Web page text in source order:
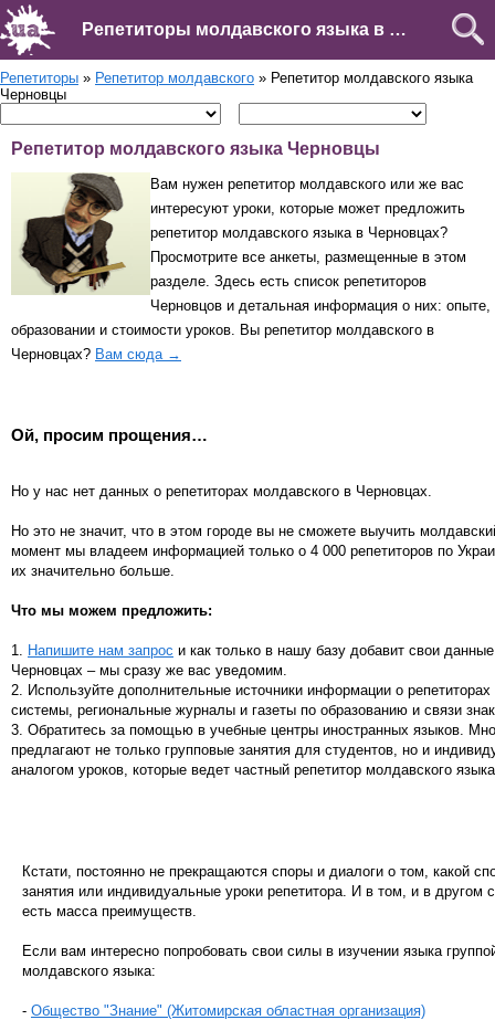
Репетиторы молдавского языка в Черновцах
Репетиторы » Репетитор молдавского » Репетитор молдавского языка
Черновцы
Репетитор молдавского языка Черновцы
Вам нужен репетитор молдавского или же вас
интересуют уроки, которые может предложить
репетитор молдавского языка в Черновцах?
Просмотрите все анкеты, размещенные в этом
разделе. Здесь есть список репетиторов
Черновцов и детальная информация о них: опыте,
образовании и стоимости уроков. Вы репетитор молдавского в
Черновцах? Вам сюда →
Ой, просим прощения…
Но у нас нет данных о репетиторах молдавского в Черновцах.
Но это не значит, что в этом городе вы не сможете выучить
момент мы владеем информацией только о 4 000 репетиторов по
их значительно больше.
Что мы можем предложить:
1. Напишите нам запрос и как только в нашу базу добавит свои
Черновцах – мы сразу же вас уведомим.
2. Используйте дополнительные источники информации о
системы, региональные журналы и газеты по образованию и связи
3. Обратитесь за помощью в учебные центры иностранных языков.
предлагают не только групповые занятия для студентов, но и
аналогом уроков, которые ведет частный репетитор молдавского
Кстати, постоянно не прекращаются споры и диалоги о том, какой
занятия или индивидуальные уроки репетитора. И в том, и в другом
есть масса преимуществ.
Если вам интересно попробовать свои силы в изучении языка
молдавского языка:
- Общество "Знание" (Житомирская областная организация)